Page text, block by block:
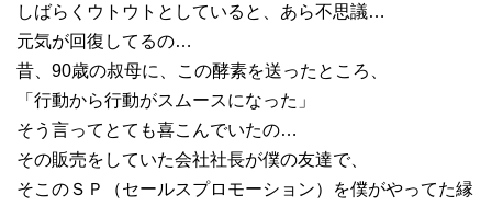
しばらくウトウトとしていると、あら不思議…
元気が回復してるの…
昔、90歳の叔母に、この酵素を送ったところ、
「行動から行動がスムースになった」
そう言ってとても喜こんでいたの…
その販売をしていた会社社長が僕の友達で、
そこのＳＰ（セールスプロモーション）を僕がやってた縁